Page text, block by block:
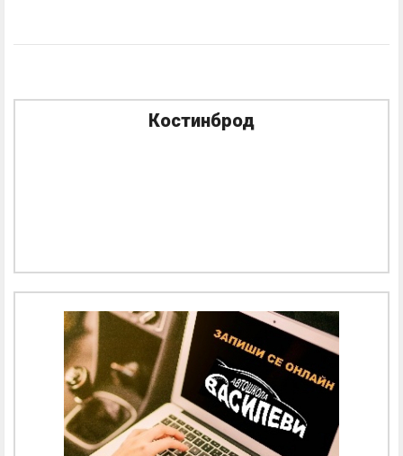
Костинброд